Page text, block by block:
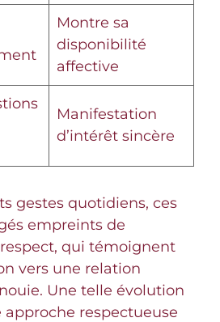
Montre sa
disponibilité
affective
Manifestation
d’intérêt sincère
gestes quotidiens, ces
empreints de
qui témoignent
vers une relation
Une telle évolution
approche respectueuse